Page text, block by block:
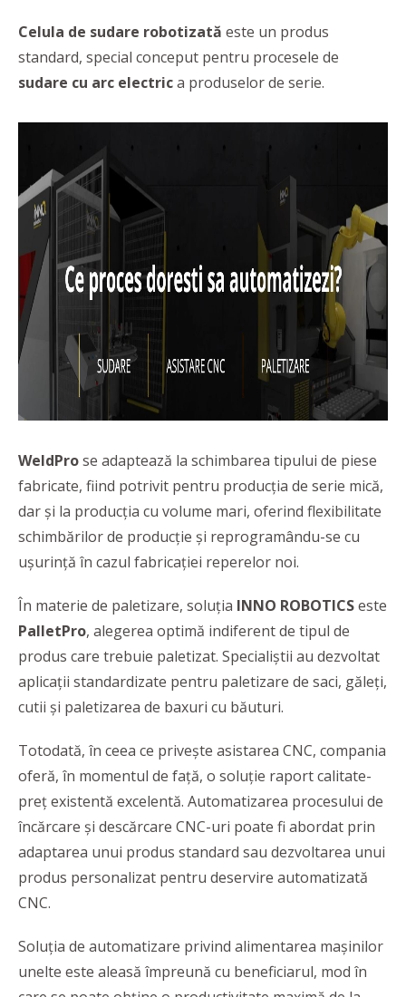
Celula de sudare robotizată este un produs
standard, special conceput pentru procesele de
sudare cu arc electrica produselor de serie.
WeldProse adaptează la schimbarea tipului de piese
fabricate, fiind potrivit pentru producția de serie mică,
dar și la producția cu volume mari, oferind flexibilitate
schimbărilor de producție și reprogramându-se cu
ușurință în cazul fabricației reperelor noi.
În materie de paletizare, soluția INNO ROBOTICSeste
PalletPro, alegerea optimă indiferent de tipul de
produs care trebuie paletizat. Specialiștii au dezvoltat
aplicații standardizate pentru paletizare de saci, găleți,
cutii și paletizarea de baxuri cu băuturi.
Totodată, în ceea ce privește asistarea CNC, compania
oferă, în momentul de față, o soluție raport calitate-
preț existentă excelentă. Automatizarea procesului de
încărcare și descărcare CNC-uri poate fi abordat prin
adaptarea unui produs standard sau dezvoltarea unui
produs personalizat pentru deservire automatizată
CNC.
Soluția de automatizare privind alimentarea mașinilor
unelte este aleasă împreună cu beneficiarul, mod în